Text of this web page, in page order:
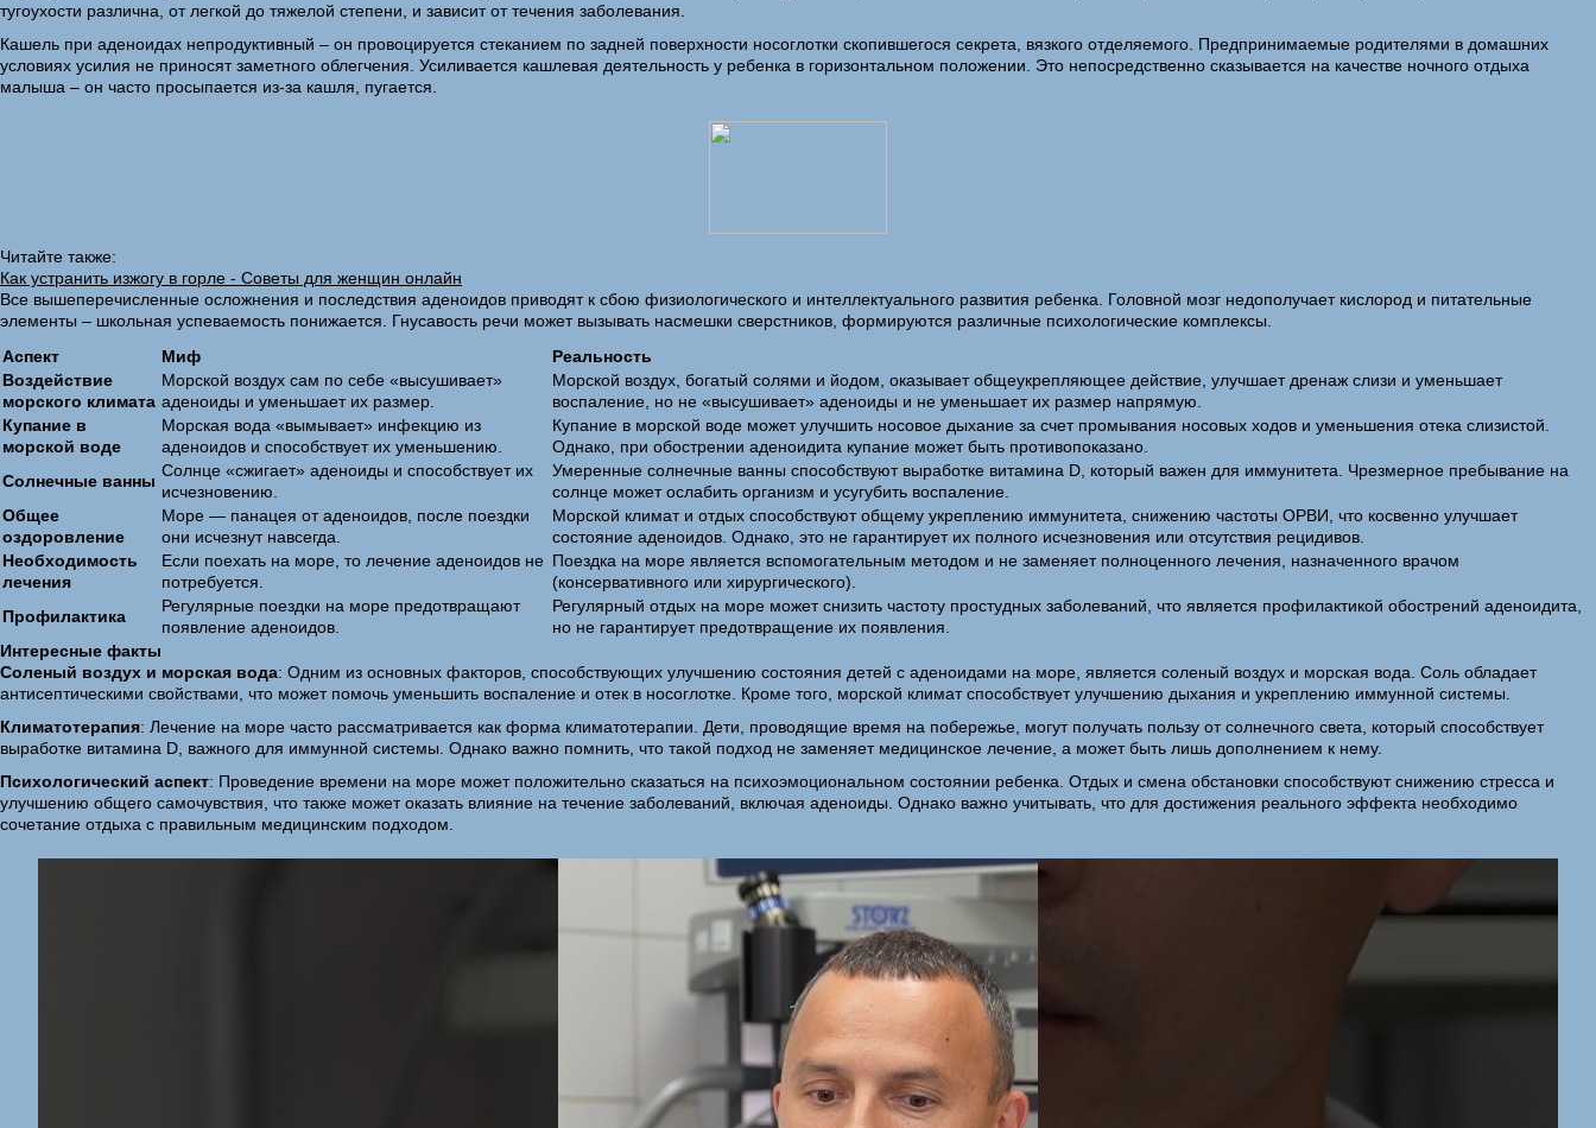
тугоухости различна, от легкой до тяжелой степени, и зависит от течения заболевания.
Кашель при аденоидах непродуктивный – он провоцируется стеканием по задней поверхности носоглотки скопившегося секрета, вязкого отделяемого. Предпринимаемые родителями в домашних
условиях усилия не приносят заметного облегчения. Усиливается кашлевая деятельность у ребенка в горизонтальном положении. Это непосредственно сказывается на качестве ночного отдыха
малыша – он часто просыпается из-за кашля, пугается.
Читайте также:
Как устранить изжогу в горле - Советы для женщин онлайн
Все вышеперечисленные осложнения и последствия аденоидов приводят к сбою физиологического и интеллектуального развития ребенка. Головной мозг недополучает кислород и питательные
элементы – школьная успеваемость понижается. Гнусавость речи может вызывать насмешки сверстников, формируются различные психологические комплексы.
Аспект
Миф
Реальность
Воздействие
морского климата
Морской воздух сам по себе «высушивает»
аденоиды и уменьшает их размер.
Морской воздух, богатый солями и йодом, оказывает общеукрепляющее действие, улучшает дренаж слизи и уменьшает
воспаление, но не «высушивает» аденоиды и не уменьшает их размер напрямую.
Купание в
морской воде
Морская вода «вымывает» инфекцию из
аденоидов и способствует их уменьшению.
Купание в морской воде может улучшить носовое дыхание за счет промывания носовых ходов и уменьшения отека слизистой.
Однако, при обострении аденоидита купание может быть противопоказано.
Солнечные ванны
Солнце «сжигает» аденоиды и способствует их
исчезновению.
Умеренные солнечные ванны способствуют выработке витамина D, который важен для иммунитета. Чрезмерное пребывание на
солнце может ослабить организм и усугубить воспаление.
Общее
оздоровление
Море — панацея от аденоидов, после поездки
они исчезнут навсегда.
Морской климат и отдых способствуют общему укреплению иммунитета, снижению частоты ОРВИ, что косвенно улучшает
состояние аденоидов. Однако, это не гарантирует их полного исчезновения или отсутствия рецидивов.
Необходимость
лечения
Если поехать на море, то лечение аденоидов не
потребуется.
Поездка на море является вспомогательным методом и не заменяет полноценного лечения, назначенного врачом
(консервативного или хирургического).
Профилактика
Регулярные поездки на море предотвращают
появление аденоидов.
Регулярный отдых на море может снизить частоту простудных заболеваний, что является профилактикой обострений аденоидита,
но не гарантирует предотвращение их появления.
Интересные факты
Соленый воздух и морская вода: Одним из основных факторов, способствующих улучшению состояния детей с аденоидами на море, является соленый воздух и морская вода. Соль обладает
антисептическими свойствами, что может помочь уменьшить воспаление и отек в носоглотке. Кроме того, морской климат способствует улучшению дыхания и укреплению иммунной системы.
Климатотерапия: Лечение на море часто рассматривается как форма климатотерапии. Дети, проводящие время на побережье, могут получать пользу от солнечного света, который способствует
выработке витамина D, важного для иммунной системы. Однако важно помнить, что такой подход не заменяет медицинское лечение, а может быть лишь дополнением к нему.
Психологический аспект: Проведение времени на море может положительно сказаться на психоэмоциональном состоянии ребенка. Отдых и смена обстановки способствуют снижению стресса и
улучшению общего самочувствия, что также может оказать влияние на течение заболеваний, включая аденоиды. Однако важно учитывать, что для достижения реального эффекта необходимо
сочетание отдыха с правильным медицинским подходом.